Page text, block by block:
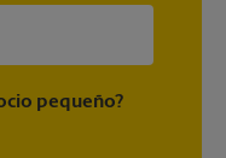
pequeño?